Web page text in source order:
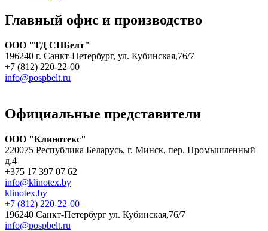
Главный офис и производство
ООО "ТД СПБелт"
196240 г. Санкт-Петербург, ул. Кубинская,76/7
+7 (812) 220-22-00
info@pospbelt.ru
Официальные представители
ООО "Клинотекс"
220075 Республика Беларусь, г. Минск, пер. Промышленный
д.4
+375 17 397 07 62
info@klinotex.by
klinotex.by
+7 (812) 220-22-00
196240 Санкт-Петербург ул. Кубинская,76/7
info@pospbelt.ru